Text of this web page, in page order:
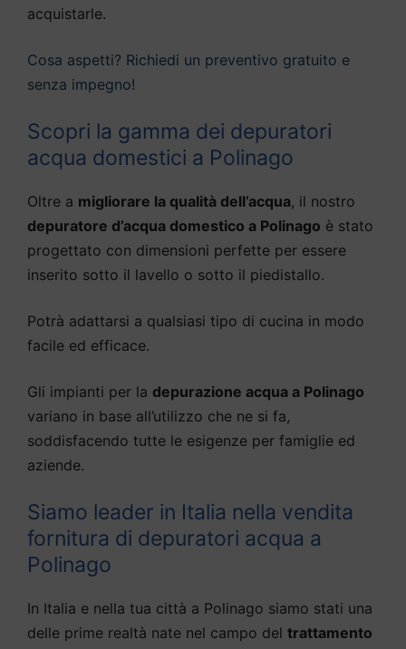
acquistarle.
Cosa aspetti? Richiedi un preventivo gratuito e
senza impegno!
Scopri la gamma dei depuratori
acqua domestici a Polinago
Oltre a migliorare la qualità dell’acqua, il nostro
depuratore d’acqua domestico a Polinago è stato
progettato con dimensioni perfette per essere
inserito sotto il lavello o sotto il piedistallo.
Potrà adattarsi a qualsiasi tipo di cucina in modo
facile ed efficace.
Gli impianti per la depurazione acqua a Polinago
variano in base all’utilizzo che ne si fa,
soddisfacendo tutte le esigenze per famiglie ed
aziende.
Siamo leader in Italia nella vendita
fornitura di depuratori acqua a
Polinago
In Italia e nella tua città a Polinago siamo stati una
delle prime realtà nate nel campo del trattamento